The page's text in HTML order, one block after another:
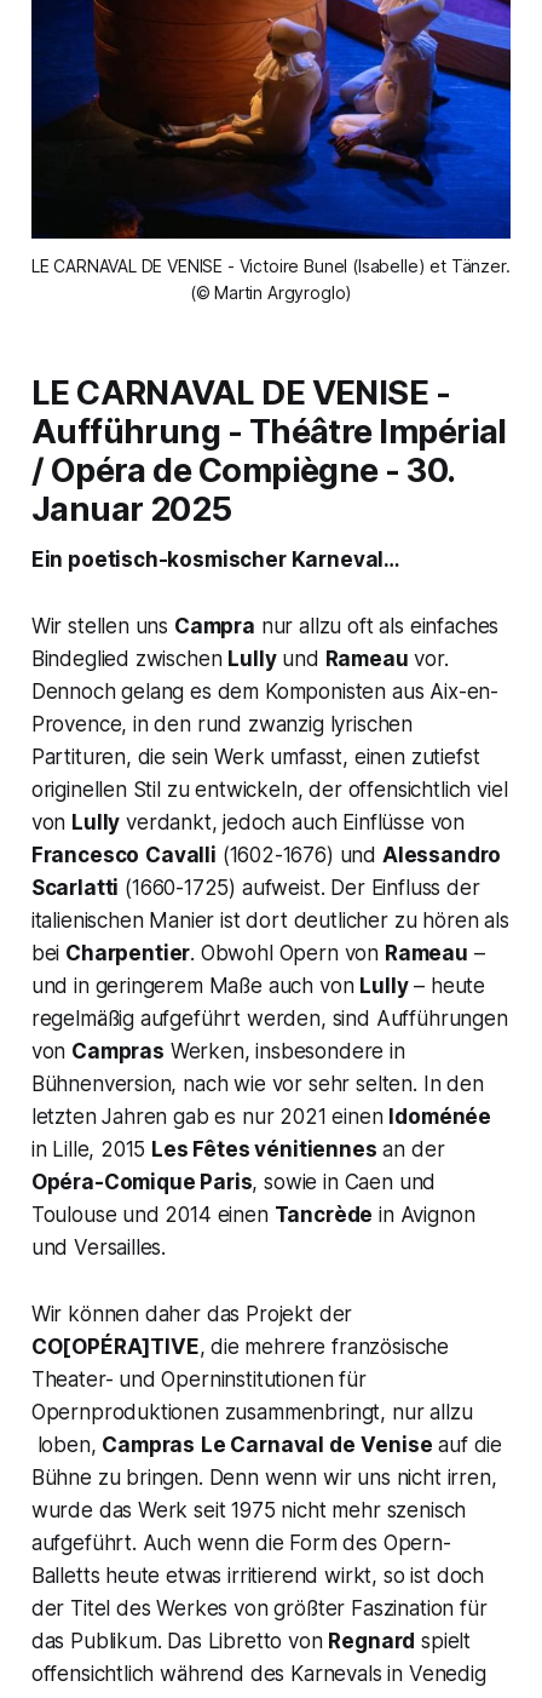
LE CARNAVAL DE VENISE - Victoire Bunel (Isabelle) et Tänzer.
(© Martin Argyroglo)
LE CARNAVAL DE VENISE -
Aufführung - Théâtre Impérial
/ Opéra de Compiègne - 30.
Januar 2025
Ein poetisch-kosmischer Karneval…
Wir stellen uns Campra nur allzu oft als einfaches
Bindeglied zwischen Lullyund Rameau vor.
Dennoch gelang es dem Komponisten aus Aix-en-
Provence, in den rund zwanzig lyrischen
Partituren, die sein Werk umfasst, einen zutiefst
originellen Stil zu entwickeln, der offensichtlich viel
von Lully verdankt, jedoch auch Einflüsse von
Francesco Cavalli (1602-1676) und Alessandro
Scarlatti (1660-1725) aufweist. Der Einfluss der
italienischen Manier ist dort deutlicher zu hören als
bei Charpentier. Obwohl Opern von Rameau –
und in geringerem Maße auch von Lully– heute
regelmäßig aufgeführt werden, sind Aufführungen
von Campras Werken, insbesondere in
Bühnenversion, nach wie vor sehr selten. In den
letzten Jahren gab es nur 2021 einen Idoménée
in Lille, 2015 Les Fêtes vénitiennes an der
Opéra-Comique Paris, sowie in Caen und
Toulouse und 2014 einen Tancrède in Avignon
und Versailles.
Wir können daher das Projekt der
CO[OPÉRA]TIVE, die mehrere französische
Theater- und Operninstitutionen für
Opernproduktionen zusammenbringt, nur allzu
loben, Campras Le Carnaval de Venise auf die
Bühne zu bringen. Denn wenn wir uns nicht irren,
wurde das Werk seit 1975 nicht mehr szenisch
aufgeführt. Auch wenn die Form des Opern-
Balletts heute etwas irritierend wirkt, so ist doch
der Titel des Werkes von größter Faszination für
das Publikum. Das Libretto von Regnard spielt
offensichtlich während des Karnevals in Venedig